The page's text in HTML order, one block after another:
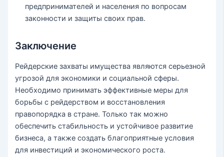
предпринимателей и населения по вопросам
законности и защиты своих прав.
Заключение
Рейдерские захваты имущества являются серьезной
угрозой для экономики и социальной сферы.
Необходимо принимать эффективные меры для
борьбы с рейдерством и восстановления
правопорядка в стране. Только так можно
обеспечить стабильность и устойчивое развитие
бизнеса, а также создать благоприятные условия
для инвестиций и экономического роста.